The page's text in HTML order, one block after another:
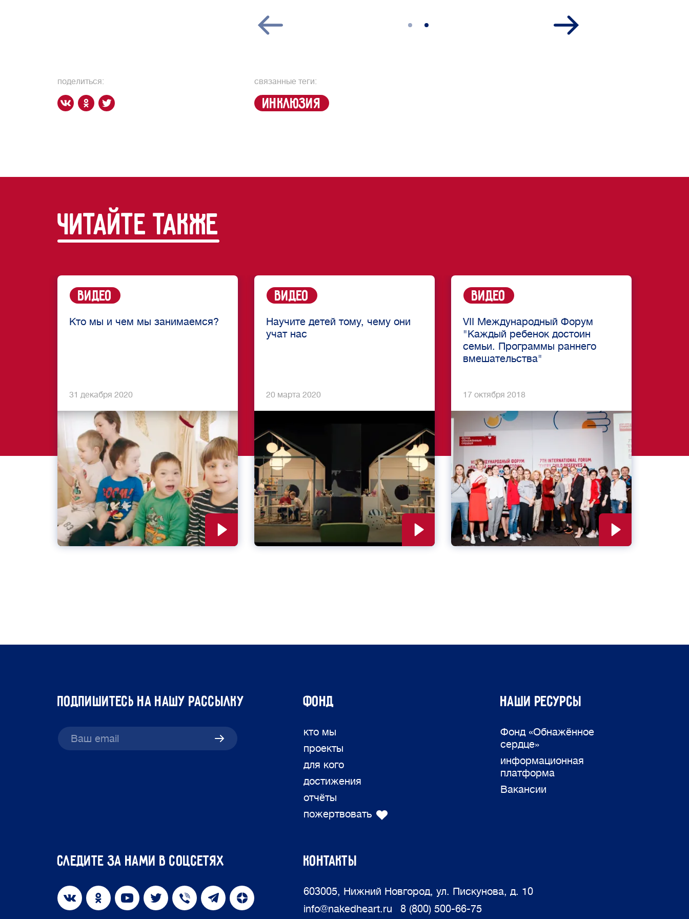
поделиться: связанные теги:
инклюзия
читайте также
Видео
Кто мы и чем мы занимаемся?
31 декабря 2020
Видео
Научите детей тому, чему они
учат нас
20 марта 2020
Видео
VII Международный Форум
"Каждый ребенок достоин
семьи. Программы раннего
вмешательства"
17 октября 2018
подпишитесь на нашу рассылку ФОНД
кто мы
проекты
для кого
достижения
отчёты
пожертвовать
Наши ресурсы
Фонд «Обнажённое
сердце»
информационная
платформа
Вакансии
Следите за нами в соцсетях КОНТАКТЫ
603005, Нижний Новгород, ул. Пискунова, д. 10
info@nakedheart.ru
8 (800) 500-66-75